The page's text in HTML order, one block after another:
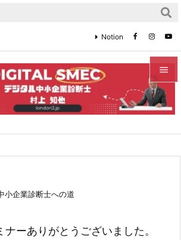


メニュ

Notion
小企業診断士への道
ーありがとうございました。